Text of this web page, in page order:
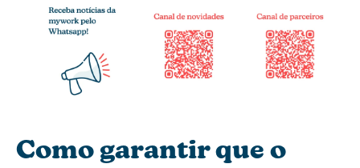
Como garantir que o